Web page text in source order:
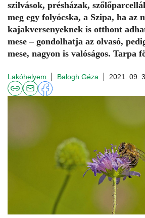
szilvások, présházak,
meg egy folyócska, a Szipa, ha az
kajakversenyeknek is otthont
mese – gondolhatja az olvasó,
mese, nagyon is valóságos. Tarpa
Lakóhelyem Balogh Géza 2021. 09.